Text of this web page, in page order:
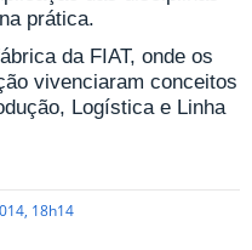
prática.
da FIAT, onde os
vivenciaram conceitos
Logística e Linha
18h14